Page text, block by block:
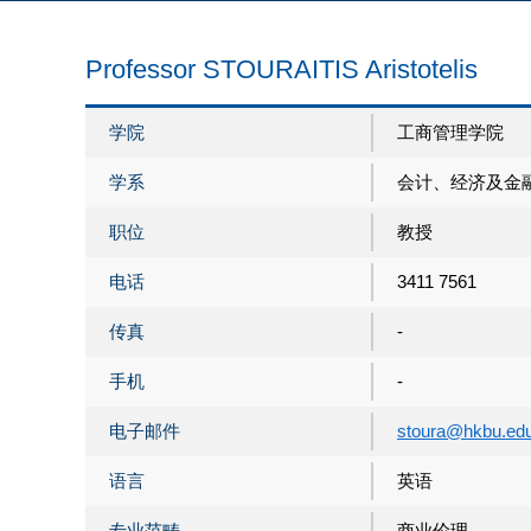
Professor STOURAITIS Aristotelis
学院 工商管理学院
学系 会计、经济及金
职位 教授
电话 3411 7561
传真 -
手机 -
电子邮件
语言 英语